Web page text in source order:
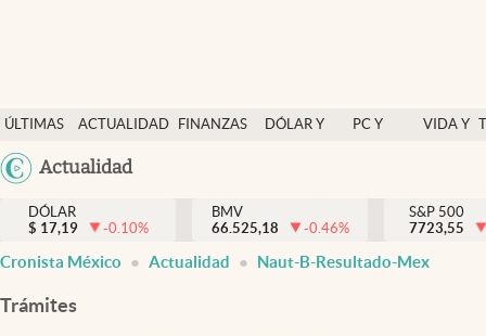
ÚLTIMAS
NOTICIAS
ACTUALIDAD
FINANZAS
DÓLAR Y
PC Y
VIDA Y
México
USA
Actualidad
Actualidad
Finanzas y economía
Dólar y mercados
DÓLAR
$ 17,19 -0.10%
BMV
66.525,18
-0.46%
S&P 500
7723,55
Cronista México Actualidad Naut-B-Resultado-Mex
Trámites